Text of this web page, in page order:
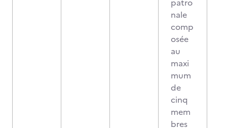
patro
nale
comp
osée
au
maxi
mum
de
cinq
mem
bres